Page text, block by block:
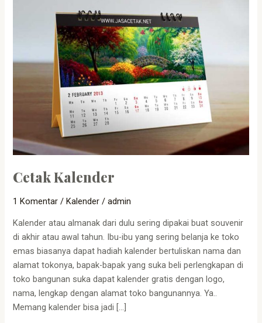
Cetak Kalender
1 Komentar /Kalender /admin
Kalender atau almanak dari dulu sering dipakai buat souvenir
di akhir atau awal tahun. Ibu-ibu yang sering belanja ke toko
emas biasanya dapat hadiah kalender bertuliskan nama dan
alamat tokonya, bapak-bapak yang suka beli perlengkapan di
toko bangunan suka dapat kalender gratis dengan logo,
nama, lengkap dengan alamat toko bangunannya. Ya..
Memang kalender bisa jadi […]